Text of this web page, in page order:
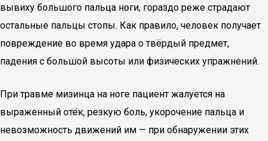
вывиху большого пальца ноги, гораздо реже страдают
остальные пальцы стопы. Как правило, человек получает
повреждение во время удара о твёрдый предмет,
падения с большой высоты или физических упражнений.
При травме мизинца на ноге пациент жалуется на
выраженный отёк, резкую боль, укорочение пальца и
невозможность движений им — при обнаружении этих